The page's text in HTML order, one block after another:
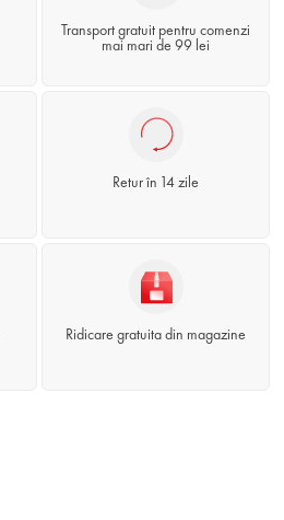
Transport gratuit pentru comenzi
mai mari de 99 lei
Retur în 14 zile
Ridicare gratuita din magazine